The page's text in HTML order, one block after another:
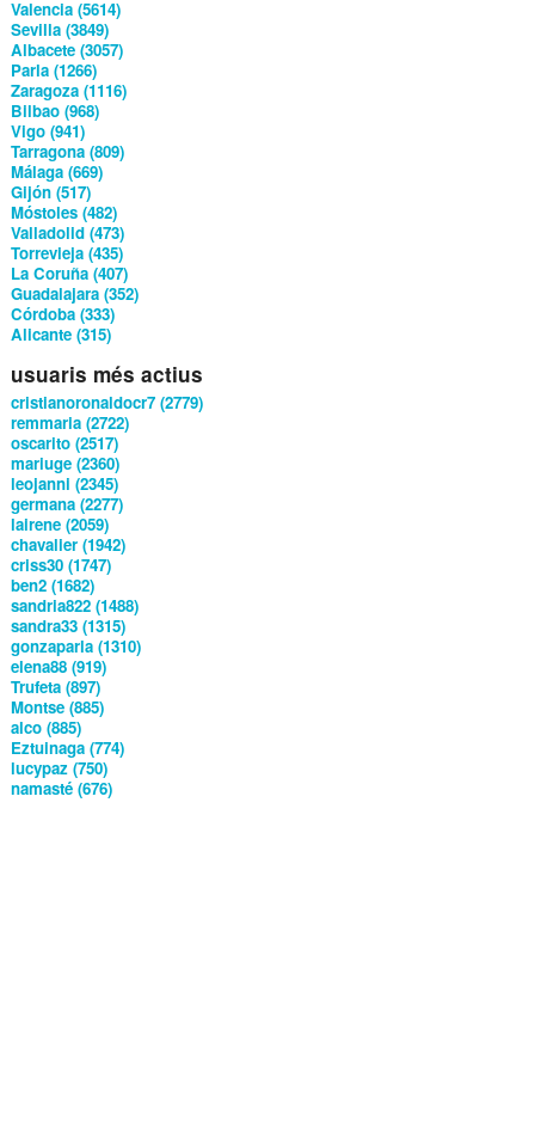
Valencia (5614)
Sevilla (3849)
Albacete (3057)
Parla (1266)
Zaragoza (1116)
Bilbao (968)
Vigo (941)
Tarragona (809)
Málaga (669)
Gijón (517)
Móstoles (482)
Valladolid (473)
Torrevieja (435)
La Coruña (407)
Guadalajara (352)
Córdoba (333)
Alicante (315)
usuaris més actius
cristianoronaldocr7 (2779)
remmaria (2722)
oscarito (2517)
mariuge (2360)
leojanni (2345)
germana (2277)
lairene (2059)
chavalier (1942)
criss30 (1747)
ben2 (1682)
sandria822 (1488)
sandra33 (1315)
gonzaparla (1310)
elena88 (919)
Trufeta (897)
Montse (885)
alco (885)
Eztuinaga (774)
lucypaz (750)
namasté (676)